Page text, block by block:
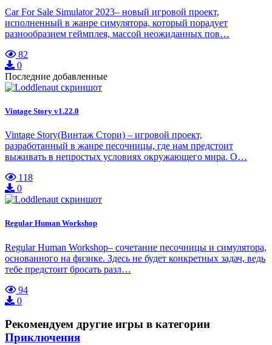
Car For Sale Simulator 2023– новый игровой проект,
исполненный в жанре симулятора, который порадует
разнообразием геймплея, массой неожиданных пов…
82
0
Последние добавленные
Vintage Story v1.22.0
Vintage Story(Винтаж Стори) – игровой проект,
разработанный в жанре песочницы, где нам предстоит
выживать в непростых условиях окружающего мира. О…
118
0
Regular Human Workshop
Regular Human Workshop– сочетание песочницы и симулятора,
основанного на физике. Здесь не будет конкретных задач, ведь
тебе предстоит бросать разл…
94
0
Рекомендуем другие игры в категории
Приключения